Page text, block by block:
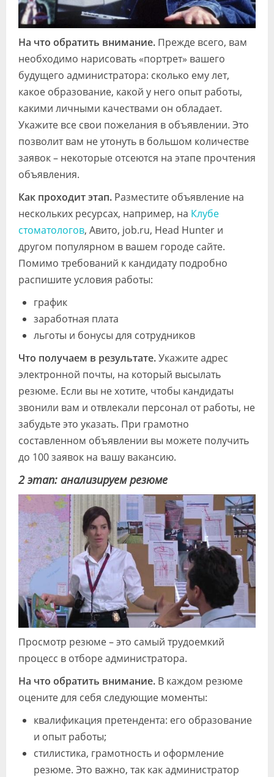
На что обратить внимание. Прежде всего, вам
необходимо нарисовать «портрет» вашего
будущего администратора: сколько ему лет,
какое образование, какой у него опыт работы,
какими личными качествами он обладает.
Укажите все свои пожелания в объявлении. Это
позволит вам не утонуть в большом количестве
заявок – некоторые отсеются на этапе прочтения
объявления.
Как проходит этап. Разместите объявление на
нескольких ресурсах, например, на Клубе
стоматологов, Авито, job.ru, Head Hunter и
другом популярном в вашем городе сайте.
Помимо требований к кандидату подробно
распишите условия работы:
график
заработная плата
льготы и бонусы для сотрудников
Что получаем в результате.Укажите адрес
электронной почты, на который высылать
резюме. Если вы не хотите, чтобы кандидаты
звонили вам и отвлекали персонал от работы, не
забудьте это указать. При грамотно
составленном объявлении вы можете получить
до 100 заявок на вашу вакансию.
2 этап: анализируем резюме
Просмотр резюме – это самый трудоемкий
процесс в отборе администратора.
На что обратить внимание. В каждом резюме
оцените для себя следующие моменты:
квалификация претендента: его образование
и опыт работы;
стилистика, грамотность и оформление
резюме. Это важно, так как администратор